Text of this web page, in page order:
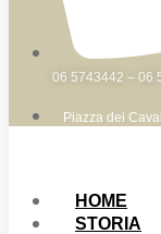
06 5743442 – 06
Piazza dei
HOME
STORIA